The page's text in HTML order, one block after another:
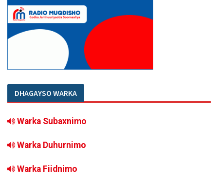
DHAGAYSO WARKA
Warka Subaxnimo
Warka Duhurnimo
Warka Fiidnimo